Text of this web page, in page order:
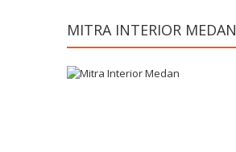
MITRA INTERIOR MEDAN